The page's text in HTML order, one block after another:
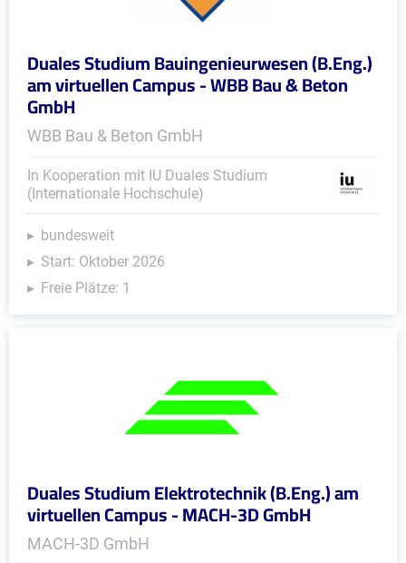
Duales Studium Bauingenieurwesen (B.Eng.)
am virtuellen Campus - WBB Bau & Beton
GmbH
WBB Bau & Beton GmbH
In Kooperation mit IU Duales Studium
(Internationale Hochschule)
bundesweit
Start: Oktober 2026
Freie Plätze: 1
Duales Studium Elektrotechnik (B.Eng.) am
virtuellen Campus - MACH-3D GmbH
MACH-3D GmbH